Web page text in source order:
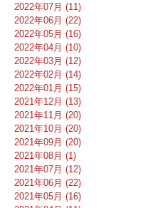
2022年07月 (11)
2022年06月 (22)
2022年05月 (16)
2022年04月 (10)
2022年03月 (12)
2022年02月 (14)
2022年01月 (15)
2021年12月 (13)
2021年11月 (20)
2021年10月 (20)
2021年09月 (20)
2021年08月 (1)
2021年07月 (12)
2021年06月 (22)
2021年05月 (16)